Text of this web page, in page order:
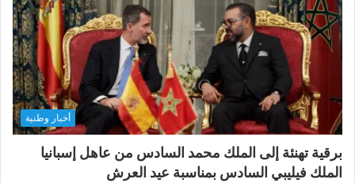
أخبار وطنية
برقية تهنئة إلى الملك محمد السادس من عاهل إسبانيا
الملك فيليبي السادس بمناسبة عيد العرش